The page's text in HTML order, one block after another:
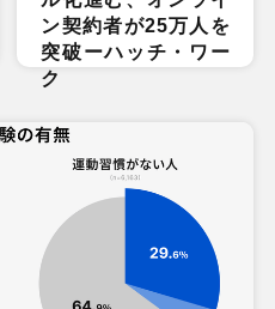
ン契約者が25万人を
突破ーハッチ・ワー
ク